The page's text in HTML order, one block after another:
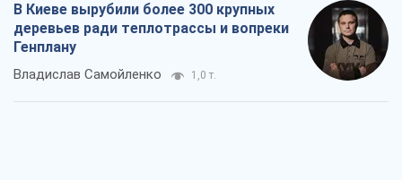
В Киеве вырубили более 300 крупных
деревьев ради теплотрассы и вопреки
Генплану
Владислав Самойленко 1,0 т.